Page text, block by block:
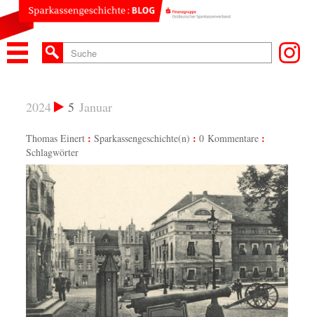
5 Januar
2024
Thomas Einert Sparkassengeschichte(n)
0 Kommentare
Schlagwörter